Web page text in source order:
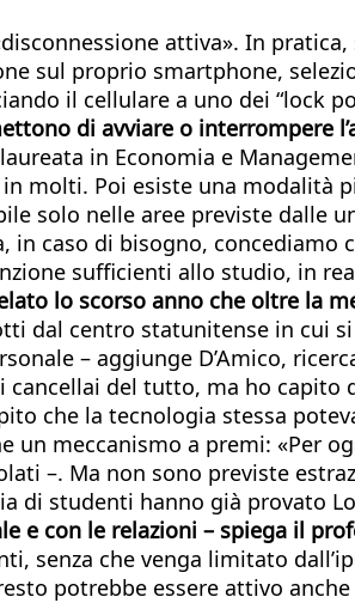
attiva». In
sul proprio smartphone,
il cellulare a uno dei “lock
di avviare o interrompere
in Economia e
molti. Poi esiste una modalità
solo nelle aree previste dalle
in caso di bisogno, concediamo
sufficienti allo studio, in
lo scorso anno che oltre la
dal centro statunitense in cui
– aggiunge D’Amico,
cancellai del tutto, ma ho capito
che la tecnologia stessa
meccanismo a premi: «Per
–. Ma non sono previste
di studenti hanno già provato
con le relazioni – spiega il
senza che venga limitato
potrebbe essere attivo